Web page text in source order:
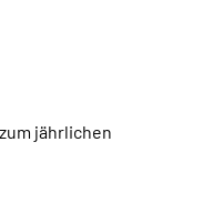
jährlichen